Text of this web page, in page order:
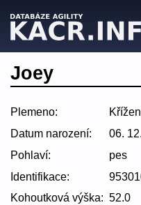
Joey
Plemeno:
Datum narození:
06.
Pohlaví:
pes
Identifikace:
Kohoutková výška: 52.0